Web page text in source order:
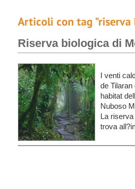
Articoli con tag "riserva
Riserva biologica di
I venti
de
habitat
Nuboso
La
trova